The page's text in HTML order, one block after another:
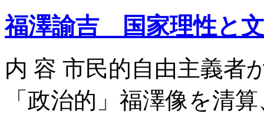
福澤諭吉 国家理性と
内 容 市民的自由主義者
「政治的」福澤像を清